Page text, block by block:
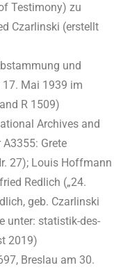
Testimony) zu
Czarlinski (erstellt
und
Mai 1939 im
R 1509)
Archives and
Grete
27); Louis Hoffmann
Redlich („24.
geb. Czarlinski
unter: statistik-des-
2019)
Breslau am 30.